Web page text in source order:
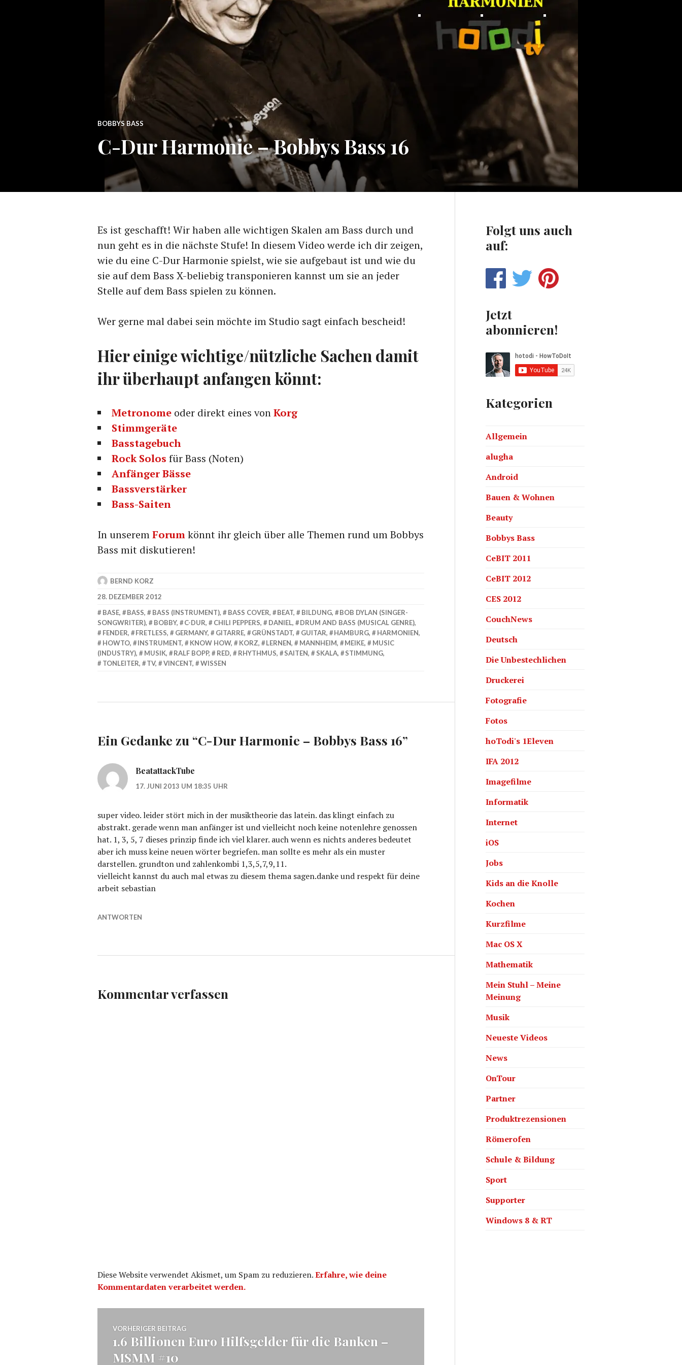
BOBBYS BASS
C-Dur Harmonie – Bobbys Bass 16
Es ist geschafft! Wir haben alle wichtigen Skalen am Bass durch und
nun geht es in die nächste Stufe! In diesem Video werde ich dir zeigen,
wie du eine C-Dur Harmonie spielst, wie sie aufgebaut ist und wie du
sie auf dem Bass X-beliebig transponieren kannst um sie an jeder
Stelle auf dem Bass spielen zu können.
Wer gerne mal dabei sein möchte im Studio sagt einfach bescheid!
Hier einige wichtige/nützliche Sachen damit
ihr überhaupt anfangen könnt:
Metronome oder direkt eines vonKorg
Stimmgeräte
Basstagebuch
Rock Solos für Bass (Noten)
Anfänger Bässe
Bassverstärker
Bass-Saiten
In unseremForumkönnt ihr gleich über alle Themen rund um Bobbys
Bass mit diskutieren!
BERND KORZ
28. DEZEMBER 2012
BASE, BASS, BASS (INSTRUMENT), BASS COVER, BEAT, BILDUNG,
BOB DYLAN (SINGER-
SONGWRITER), BOBBY, C-DUR, CHILI PEPPERS, DANIEL, DRUM AND BASS (MUSICAL GENRE),
FENDER, FRETLESS, GERMANY, GITARRE, GRÜNSTADT, GUITAR, HAMBURG, HARMONIEN,
HOWTO, INSTRUMENT, KNOW HOW, KORZ, LERNEN, MANNHEIM, MEIKE,
MUSIC
(INDUSTRY), MUSIK, RALF BOPP, RED, RHYTHMUS, SAITEN, SKALA, STIMMUNG,
TONLEITER, TV, VINCENT, WISSEN
Ein Gedanke zu “C-Dur Harmonie – Bobbys Bass 16”
BeatattackTube
17. JUNI 2013 UM 18:35 UHR
super video. leider stört mich in der musiktheorie das latein. das klingt einfach zu
abstrakt. gerade wenn man anfänger ist und vielleicht noch keine notenlehre genossen
hat. 1, 3, 5, 7 dieses prinzip finde ich viel klarer. auch wenn es nichts anderes bedeutet
aber ich muss keine neuen wörter begriefen. man sollte es mehr als ein muster
darstellen. grundton und zahlenkombi 1,3,5,7,9,11.
vielleicht kannst du auch mal etwas zu diesem thema sagen.danke und respekt für deine
arbeit sebastian
ANTWORTEN
Kommentar verfassen
Diese Website verwendet Akismet, um Spam zu reduzieren.Erfahre, wie deine
Kommentardaten verarbeitet werden.
Beitragsnavigation
VORHERIGER BEITRAG
Vorheriger
Beitrag:
1.6 Billionen Euro Hilfsgelder für die Banken –
MSMM #10
Folgt uns auch
auf:
Jetzt
abonnieren!
Kategorien
Allgemein
alugha
Android
Bauen & Wohnen
Beauty
Bobbys Bass
CeBIT 2011
CeBIT 2012
CES 2012
CouchNews
Deutsch
Die Unbestechlichen
Druckerei
Fotografie
Fotos
hoTodi's 1Eleven
IFA 2012
Imagefilme
Informatik
Internet
iOS
Jobs
Kids an die Knolle
Kochen
Kurzfilme
Mac OS X
Mathematik
Mein Stuhl – Meine
Meinung
Musik
Neueste Videos
News
OnTour
Partner
Produktrezensionen
Römerofen
Schule & Bildung
Sport
Supporter
Windows 8 & RT